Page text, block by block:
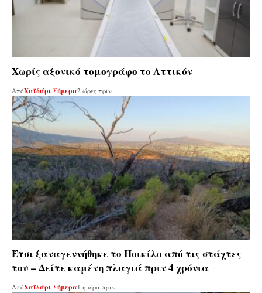
Χωρίς αξονικό τομογράφο το Αττικόν
ΑπόΧαϊδάρι Σήμερα2 ώρες πριν
Έτσι ξαναγεννήθηκε το Ποικίλο από τις στάχτες
του – Δείτε καμένη πλαγιά πριν 4 χρόνια
ΑπόΧαϊδάρι Σήμερα1 ημέρα πριν